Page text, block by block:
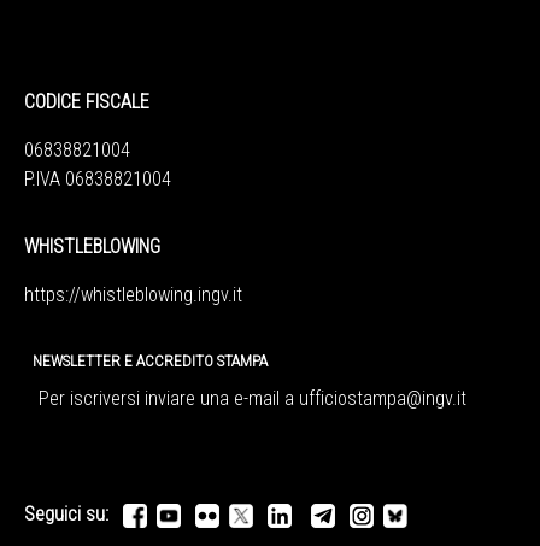
CODICE FISCALE
06838821004
P.IVA 06838821004
WHISTLEBLOWING
https://whistleblowing.ingv.it
NEWSLETTER E ACCREDITO STAMPA
Per iscriversi inviare una e-mail a ufficiostampa@ingv.it
Seguici su: